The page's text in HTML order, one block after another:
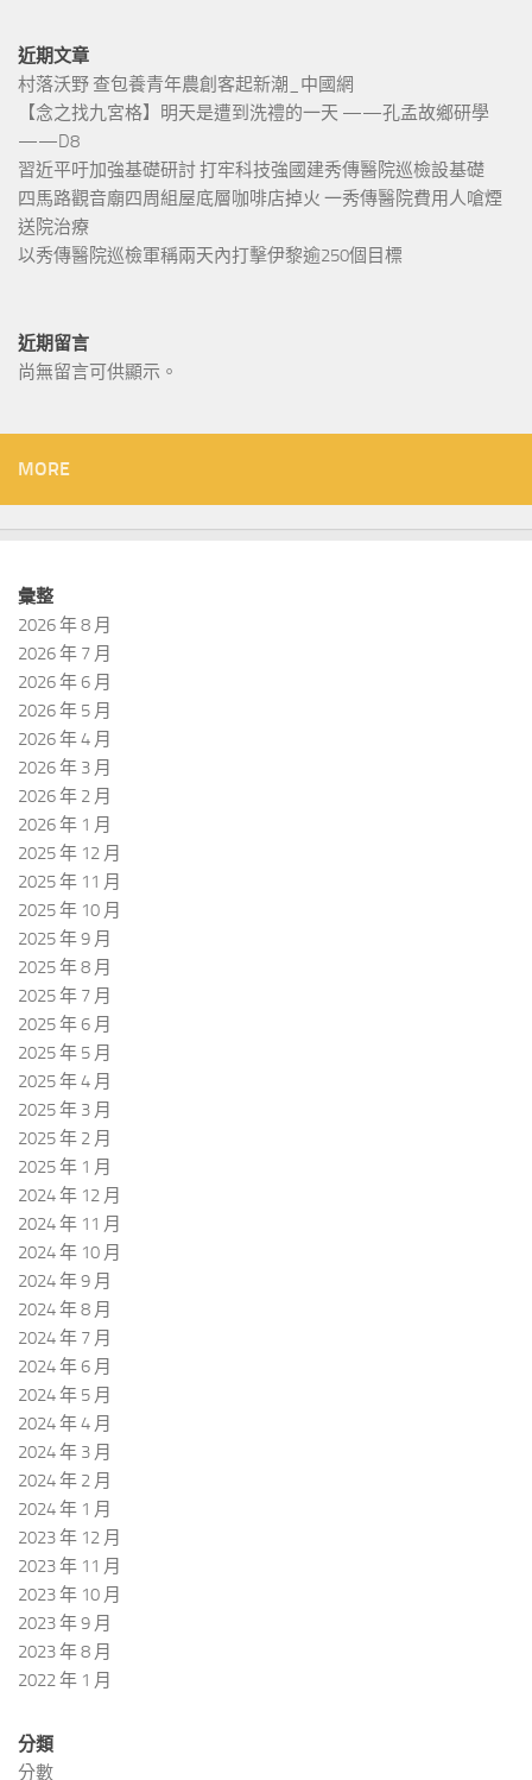
近期文章
村落沃野 查包養青年農創客起新潮_中國網
【念之找九宮格】明天是遭到洗禮的一天 ——孔孟故鄉研學
——D8
習近平吁加強基礎研討 打牢科技強國建秀傳醫院巡檢設基礎
四馬路觀音廟四周組屋底層咖啡店掉火 一秀傳醫院費用人嗆煙
送院治療
以秀傳醫院巡檢軍稱兩天內打擊伊黎逾250個目標
近期留言
尚無留言可供顯示。
MORE
彙整
2026 年 8 月
2026 年 7 月
2026 年 6 月
2026 年 5 月
2026 年 4 月
2026 年 3 月
2026 年 2 月
2026 年 1 月
2025 年 12 月
2025 年 11 月
2025 年 10 月
2025 年 9 月
2025 年 8 月
2025 年 7 月
2025 年 6 月
2025 年 5 月
2025 年 4 月
2025 年 3 月
2025 年 2 月
2025 年 1 月
2024 年 12 月
2024 年 11 月
2024 年 10 月
2024 年 9 月
2024 年 8 月
2024 年 7 月
2024 年 6 月
2024 年 5 月
2024 年 4 月
2024 年 3 月
2024 年 2 月
2024 年 1 月
2023 年 12 月
2023 年 11 月
2023 年 10 月
2023 年 9 月
2023 年 8 月
2022 年 1 月
分類
分數